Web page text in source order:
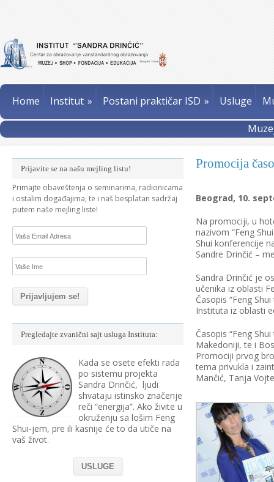
Home Institut » Postani praktičar ISD » Usluge
Promocija
Beograd, 10.
Na promociji, u
nazivom “Feng
Shui konferencije
Sandre Drinčić –
Sandra Drinčić je
učenika iz oblasti
Časopis “Feng
Instituta iz oblasti
Časopis “Feng
Makedoniji, te i
Promociji prvog
tema privukla i
Mančić, Tanja
Prijavite se na našu mejling listu!
Primajte obaveštenja o seminarima, radionicama
i ostalim događajima, te i naš besplatan sadržaj
putem naše mejling liste!
Pregledajte zvanični sajt usluga Instituta:
Kada se osete efekti rada
po sistemu projekta
Sandra Drinčić, ljudi
shvataju istinsko značenje
reči “energija”. Ako živite u
okruženju sa lošim Feng
Shui-jem, pre ili kasnije će to da utiče na
vaš život.
USLUGE